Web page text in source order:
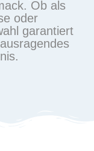
Ob als
oder
garantiert